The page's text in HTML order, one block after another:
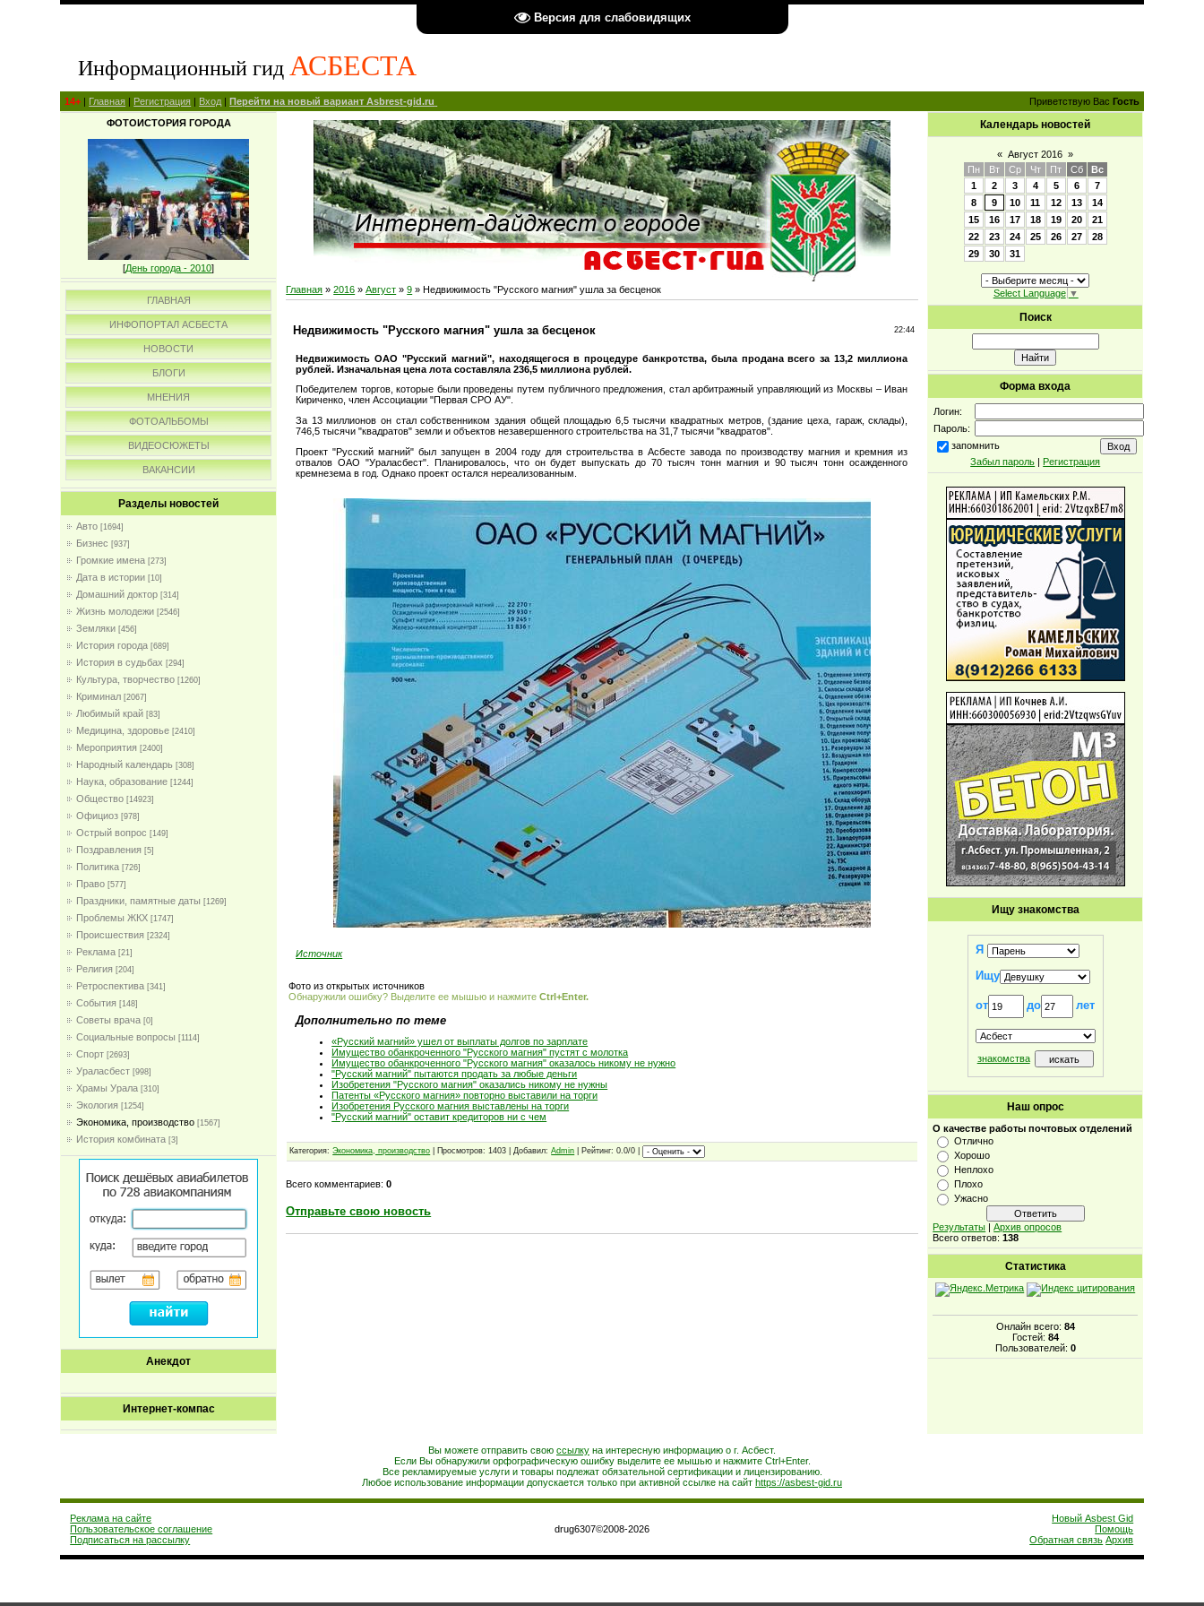
Версия для слабовидящих
Информационный гид АСБЕСТА
14+ | Главная | Регистрация | Вход |Перейти на новый вариант Asbrest-gid.ru Приветствую Вас Гость
ФОТОИСТОРИЯ ГОРОДА
[День города - 2010]
ГЛАВНАЯ
ИНФОПОРТАЛ АСБЕСТА
НОВОСТИ
БЛОГИ
МНЕНИЯ
ФОТОАЛЬБОМЫ
ВИДЕОСЮЖЕТЫ
ВАКАНСИИ
Разделы новостей
Авто [1694]
Бизнес [937]
Громкие имена [273]
Дата в истории [10]
Домашний доктор [314]
Жизнь молодежи [2546]
Земляки [456]
История города [689]
История в судьбах [294]
Культура, творчество [1260]
Криминал [2067]
Любимый край [83]
Медицина, здоровье [2410]
Мероприятия [2400]
Народный календарь [308]
Наука, образование [1244]
Общество [14923]
Официоз [978]
Острый вопрос [149]
Поздравления [5]
Политика [726]
Право [577]
Праздники, памятные даты [1269]
Проблемы ЖКХ [1747]
Проиcшествия [2324]
Реклама [21]
Религия [204]
Ретроспектива [341]
События [148]
Советы врача [0]
Социальные вопросы [1114]
Спорт [2693]
Ураласбест [998]
Храмы Урала [310]
Экология [1254]
Экономика, производство [1567]
История комбината [3]
Анекдот
Интернет-компас
Главная »2016 » Август » 9 » Недвижимость "Русского магния" ушла за бесценок
Недвижимость "Русского магния" ушла за бесценок 22:44
Недвижимость ОАО "Русский магний", находящегося в процедуре банкротства, была продана всего за 13,2 миллиона
рублей. Изначальная цена лота составляла 236,5 миллиона рублей.
Победителем торгов, которые были проведены путем публичного предложения, стал арбитражный управляющий из Москвы – Иван
Кириченко, член Ассоциации "Первая СРО АУ".
За 13 миллионов он стал собственником здания общей площадью 6,5 тысячи квадратных метров, (здание цеха, гараж, склады),
746,5 тысячи "квадратов" земли и объектов незавершенного строительства на 31,7 тысячи "квадратов".
Проект "Русский магний" был запущен в 2004 году для строительства в Асбесте завода по производству магния и кремния из
отвалов ОАО "Ураласбест". Планировалось, что он будет выпускать до 70 тысяч тонн магния и 90 тысяч тонн осажденного
кремнезема в год. Однако проект остался нереализованным.
Источник
Фото из открытых источников
Обнаружили ошибку? Выделите ее мышью и нажмитеCtrl+Enter.
Дополнительно по теме
«Русский магний» ушел от выплаты долгов по зарплате
Имущество обанкроченного "Русского магния" пустят с молотка
Имущество обанкроченного "Русского магния" оказалось никому не нужно
"Русский магний" пытаются продать за любые деньги
Изобретения "Русского магния" оказались никому не нужны
Патенты «Русского магния» повторно выставили на торги
Изобретения Русского магния выставлены на торги
"Русский магний" оставит кредиторов ни с чем
Категория:Экономика, производство | Просмотров: 1403 | Добавил:Admin | Рейтинг: 0.0/0 |
Всего комментариев:0
Отправьте свою новость
Календарь новостей
« Август 2016 »
Пн
Вт Ср Чт Пт Сб
Вс
1
2 3 4 5 6
7
8
9 10 11 12 13
14
15
16 17 18 19 20
21
22
23 24 25 26 27
28
29
30 31
Select Language ▼
Поиск
Форма входа
Логин:
Пароль:
запомнить
Забыл пароль | Регистрация
Ищу знакомства
Я
Ищу
от до лет
знакомства
Наш опрос
О качестве работы почтовых отделений
Отлично
Хорошо
Неплохо
Плохо
Ужасно
Результаты |Архив опросов
Всего ответов:138
Статистика
Онлайн всего: 84
Гостей: 84
Пользователей: 0
Вы можете отправить свою ссылку на интересную информацию о г. Асбест.
Если Вы обнаружили орфографическую ошибку выделите ее мышью и нажмите Ctrl+Enter.
Все рекламируемые услуги и товары подлежат обязательной сертификации и лицензированию.
Любое использование информации допускается только при активной ссылке на сайт https://asbest-gid.ru
Реклама на сайте
Пользовательское соглашение
Подписаться на рассылку
drug6307©2008-2026
Новый Asbest Gid
Помощь
Обратная связь Архив